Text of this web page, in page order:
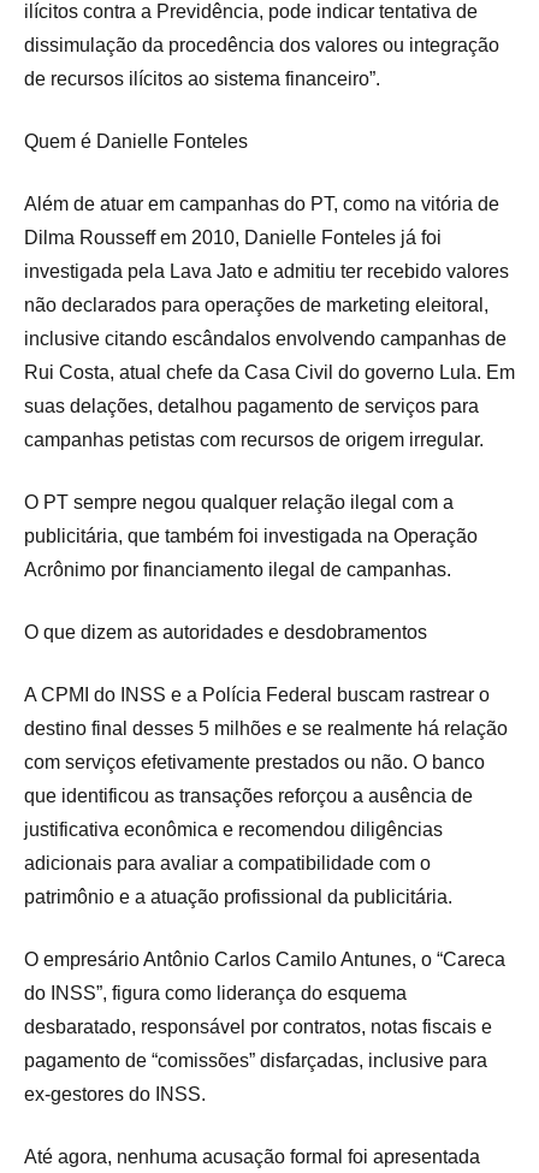
ilícitos contra a Previdência, pode indicar tentativa de
dissimulação da procedência dos valores ou integração
de recursos ilícitos ao sistema financeiro”.
Quem é Danielle Fonteles
Além de atuar em campanhas do PT, como na vitória de
Dilma Rousseff em 2010, Danielle Fonteles já foi
investigada pela Lava Jato e admitiu ter recebido valores
não declarados para operações de marketing eleitoral,
inclusive citando escândalos envolvendo campanhas de
Rui Costa, atual chefe da Casa Civil do governo Lula. Em
suas delações, detalhou pagamento de serviços para
campanhas petistas com recursos de origem irregular.
O PT sempre negou qualquer relação ilegal com a
publicitária, que também foi investigada na Operação
Acrônimo por financiamento ilegal de campanhas.
O que dizem as autoridades e desdobramentos
A CPMI do INSS e a Polícia Federal buscam rastrear o
destino final desses 5 milhões e se realmente há relação
com serviços efetivamente prestados ou não. O banco
que identificou as transações reforçou a ausência de
justificativa econômica e recomendou diligências
adicionais para avaliar a compatibilidade com o
patrimônio e a atuação profissional da publicitária.
O empresário Antônio Carlos Camilo Antunes, o “Careca
do INSS”, figura como liderança do esquema
desbaratado, responsável por contratos, notas fiscais e
pagamento de “comissões” disfarçadas, inclusive para
ex-gestores do INSS.
Até agora, nenhuma acusação formal foi apresentada